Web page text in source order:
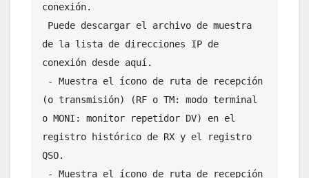
conexión.
de la lista de direcciones IP de
conexión desde aquí.
(o transmisión) (RF o TM: modo terminal
o MONI: monitor repetidor DV) en el
registro histórico de RX y el registro
QSO.